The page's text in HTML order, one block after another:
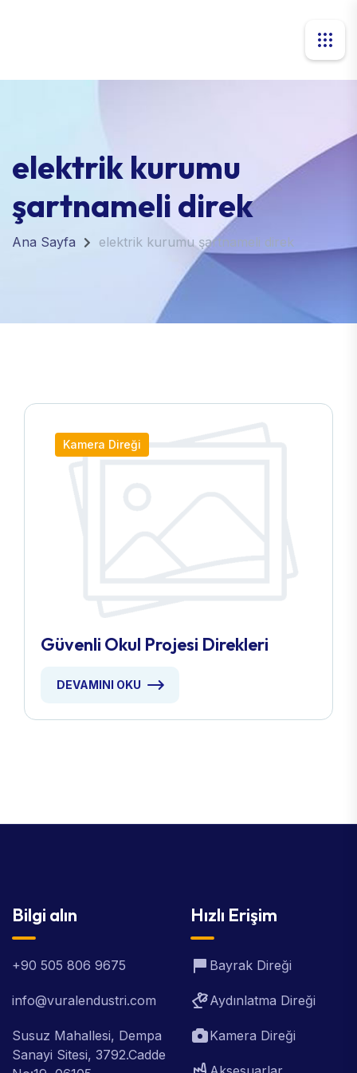
elektrik kurumu
şartnameli direk
Ana Sayfa elektrik kurumu şartnameli direk
Kamera Direği
Güvenli Okul Projesi Direkleri
DEVAMINI OKU
Bilgi alın
+90 505 806 9675
info@vuralendustri.com
Susuz Mahallesi, Dempa
Sanayi Sitesi, 3792.Cadde
Hızlı Erişim
Bayrak Direği
Aydınlatma Direği
Kamera Direği